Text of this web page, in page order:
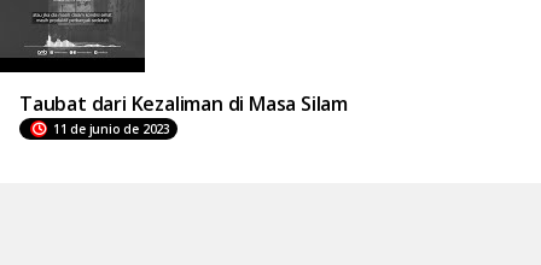
Taubat dari Kezaliman di Masa Silam
11 de junio de 2023